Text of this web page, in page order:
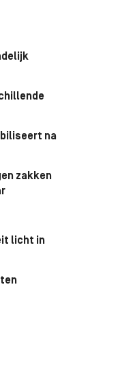
na
zakken
licht in